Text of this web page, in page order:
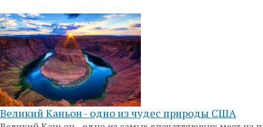
Великий Каньон - одно из чудес природы США